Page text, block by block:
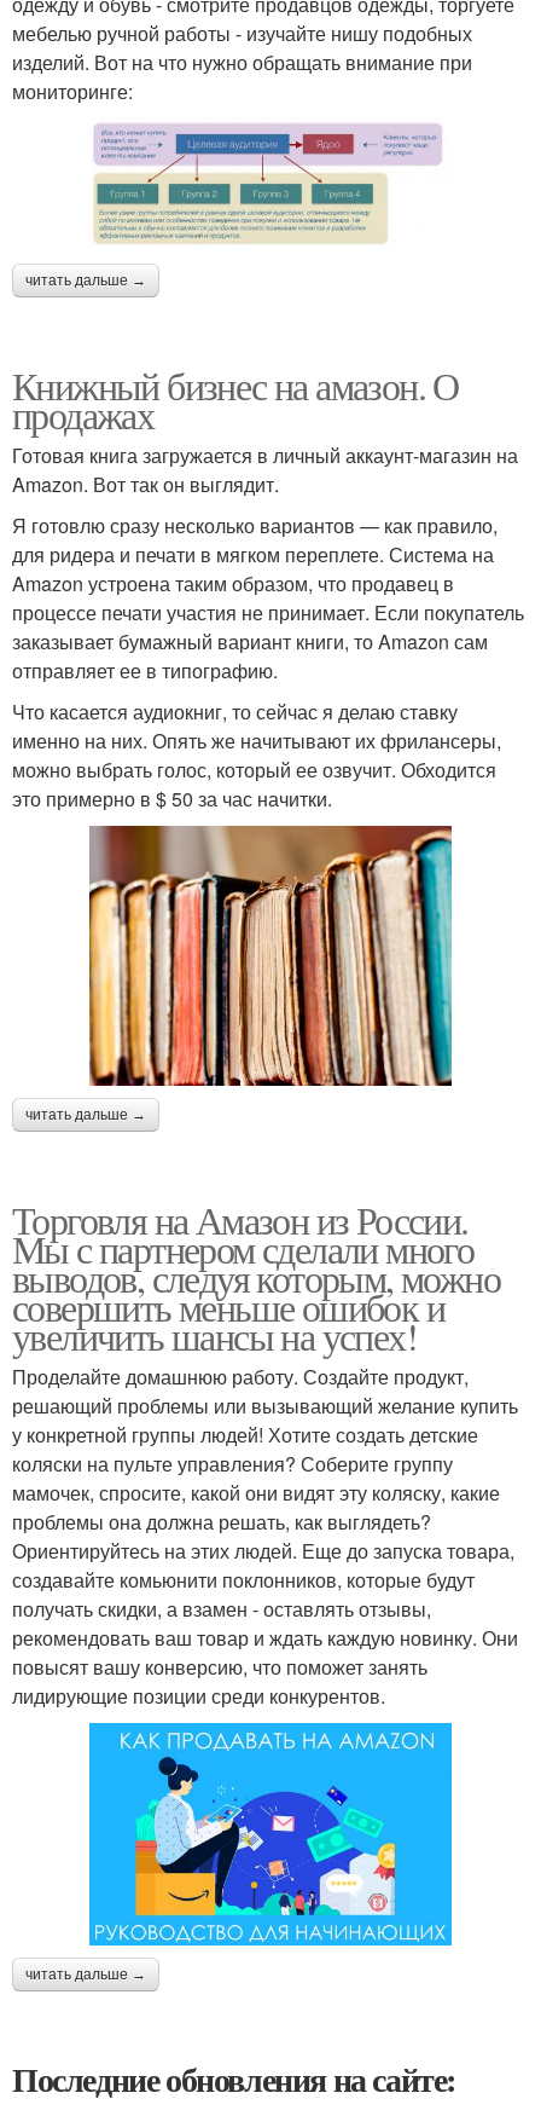
мебелью ручной работы - изучайте нишу подобных
изделий. Вот на что нужно обращать внимание при
мониторинге:
читать дальше →
Книжный бизнес на амазон. О
продажах
Готовая книга загружается в личный аккаунт-магазин на
Amazon. Вот так он выглядит.
Я готовлю сразу несколько вариантов — как правило,
для ридера и печати в мягком переплете. Система на
Amazon устроена таким образом, что продавец в
процессе печати участия не принимает. Если покупатель
заказывает бумажный вариант книги, то Amazon сам
отправляет ее в типографию.
Что касается аудиокниг, то сейчас я делаю ставку
именно на них. Опять же начитывают их фрилансеры,
можно выбрать голос, который ее озвучит. Обходится
это примерно в $ 50 за час начитки.
читать дальше →
Торговля на Амазон из России.
Мы с партнером сделали много
выводов, следуя которым, можно
совершить меньше ошибок и
увеличить шансы на успех!
Проделайте домашнюю работу. Создайте продукт,
решающий проблемы или вызывающий желание купить
у конкретной группы людей! Хотите создать детские
коляски на пульте управления? Соберите группу
мамочек, спросите, какой они видят эту коляску, какие
проблемы она должна решать, как выглядеть?
Ориентируйтесь на этих людей. Еще до запуска товара,
создавайте комьюнити поклонников, которые будут
получать скидки, а взамен - оставлять отзывы,
рекомендовать ваш товар и ждать каждую новинку. Они
повысят вашу конверсию, что поможет занять
лидирующие позиции среди конкурентов.
читать дальше →
Последние обновления на сайте: